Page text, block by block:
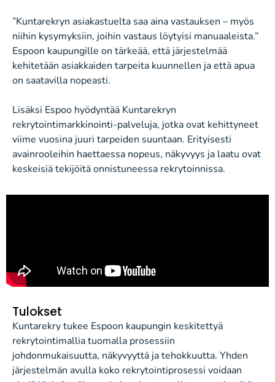
”Kuntarekryn asiakastuelta saa aina vastauksen – myös
niihin kysymyksiin, joihin vastaus löytyisi manuaaleista.”
Espoon kaupungille on tärkeää, että järjestelmää
kehitetään asiakkaiden tarpeita kuunnellen ja että apua
on saatavilla nopeasti.
Lisäksi Espoo hyödyntää Kuntarekryn
rekrytointimarkkinointi-palveluja, jotka ovat kehittyneet
viime vuosina juuri tarpeiden suuntaan. Erityisesti
avainrooleihin haettaessa nopeus, näkyvyys ja laatu ovat
keskeisiä tekijöitä onnistuneessa rekrytoinnissa.
Tulokset
Kuntarekry tukee Espoon kaupungin keskitettyä
rekrytointimallia tuomalla prosessiin
johdonmukaisuutta, näkyvyyttä ja tehokkuutta. Yhden
järjestelmän avulla koko rekrytointiprosessi voidaan